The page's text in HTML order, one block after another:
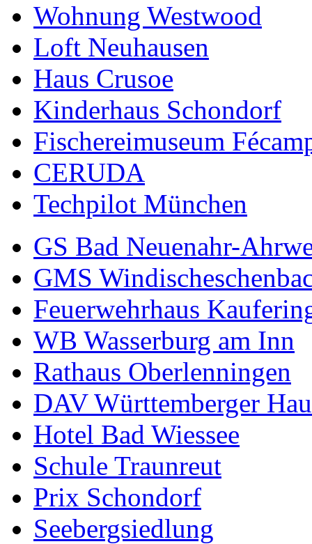
Wohnung Westwood
Loft Neuhausen
Haus Crusoe
Kinderhaus Schondorf
Fischereimuseum
CERUDA
Techpilot München
GS Bad Neuenahr-
GMS
Feuerwehrhaus
WB Wasserburg am Inn
Rathaus Oberlenningen
DAV Württemberger
Hotel Bad Wiessee
Schule Traunreut
Prix Schondorf
Seebergsiedlung